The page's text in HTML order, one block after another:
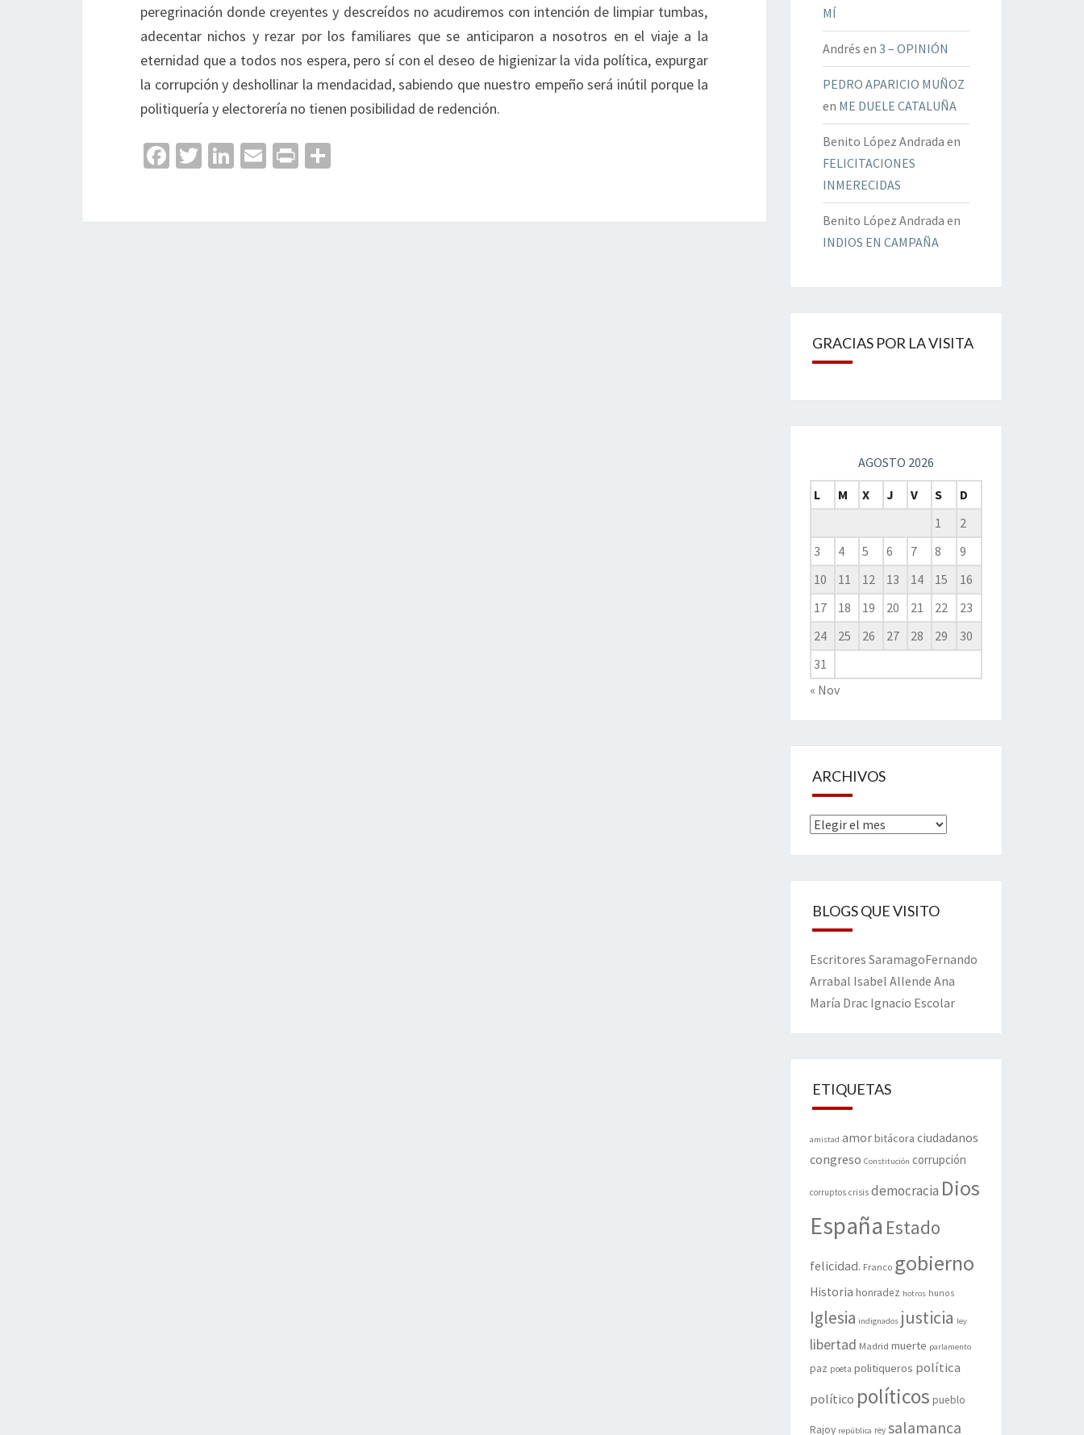
peregrinación donde creyentes y descreídos no acudiremos con intención de limpiar tumbas,
adecentar nichos y rezar por los familiares que se anticiparon a nosotros en el viaje a la
eternidad que a todos nos espera, pero sí con el deseo de higienizar la vida política, expurgar
la corrupción y deshollinar la mendacidad, sabiendo que nuestro empeño será inútil porque la
politiquería y electorería no tienen posibilidad de redención.
Fa T
Li
E
Pr
MÍ
Andrés en 3 – OPINIÓN
PEDRO APARICIO MUÑOZ
en ME DUELE CATALUÑA
Benito López Andrada en
FELICITACIONES
INMERECIDAS
Benito López Andrada en
INDIOS EN CAMPAÑA
GRACIAS POR LA VISITA
AGOSTO 2026
L
M X J V S
D
1
2
3
4 5 6 7 8
9
10
11 12 13 14 15
16
17
18 19 20 21 22
23
24
25 26 27 28 29
30
31
« Nov
ARCHIVOS
Archivos
BLOGS QUE VISITO
Escritores SaramagoFernando
Arrabal Isabel Allende Ana
María Drac Ignacio Escolar
ETIQUETAS
amistad amorbitácora ciudadanos
congreso Constitución corrupción
corruptos crisis democracia Dios
España Estado
felicidad. Franco gobierno
Historia honradez hotros hunos
Iglesia indignados justicia ley
libertad Madrid muerte parlamento
paz poeta politiqueros política
político políticos pueblo
Rajoy república rey salamanca